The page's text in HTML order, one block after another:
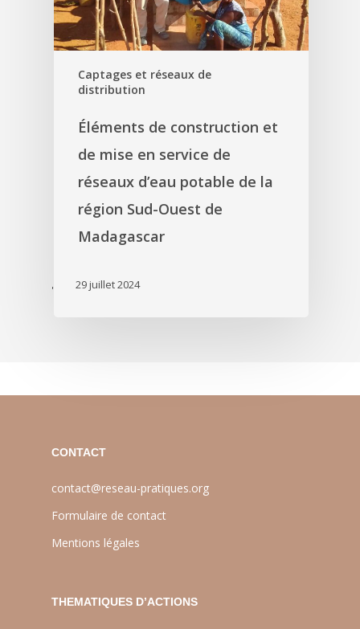
'
Captages et réseaux de
distribution
Éléments de construction et
de mise en service de
réseaux d’eau potable de la
région Sud-Ouest de
Madagascar
29 juillet 2024
CONTACT
contact@reseau-pratiques.org
Formulaire de contact
Mentions légales
THEMATIQUES D’ACTIONS